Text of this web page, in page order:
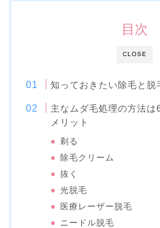
CLOSE
目次
知っておきたい除毛と脱
主なムダ毛処理の方法
メリット
剃る
除毛クリーム
抜く
光脱毛
医療レーザー脱毛
ニードル脱毛